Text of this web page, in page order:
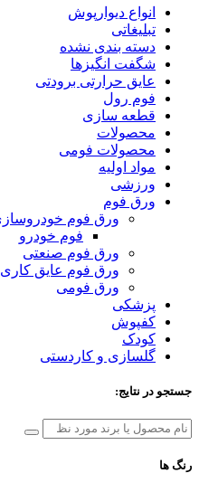
انواع دیوارپوش
تبلیغاتی
دسته بندی نشده
شگفت انگیزها
عایق حرارتی برودتی
فوم رول
قطعه سازی
محصولات
محصولات فومی
مواد اولیه
ورزشی
ورق فوم
ورق فوم
فوم خودرو
ورق فوم صنعتی
ورق فوم عایق کاری
ورق فومی
پزشکی
کفپوش
کودک
گلسازی و کاردستی
جستجو در نتایج:
رنگ ها